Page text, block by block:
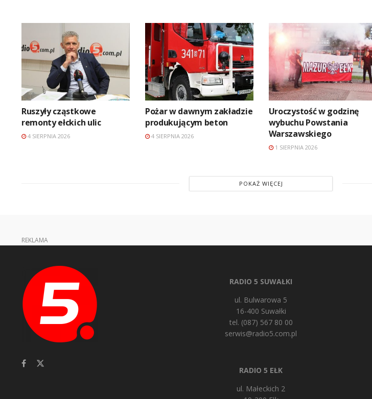
Ruszyły cząstkowe
remonty ełckich ulic
4 SIERPNIA 2026
Pożar w dawnym zakładzie
produkującym beton
4 SIERPNIA 2026
Uroczystość w godzinę
wybuchu Powstania
Warszawskiego
1 SIERPNIA 2026
POKAŻ WIĘCEJ
REKLAMA
RADIO 5 SUWAŁKI
ul. Bulwarowa 5
16-400 Suwałki
tel. (087) 567 80 00
serwis@radio5.com.pl
RADIO 5 EŁK
ul. Małeckich 2